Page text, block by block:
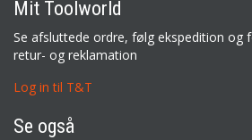
Mit Toolworld
Se afsluttede ordre, følg ekspedition og
retur- og reklamation
Log in til T&T
Se også